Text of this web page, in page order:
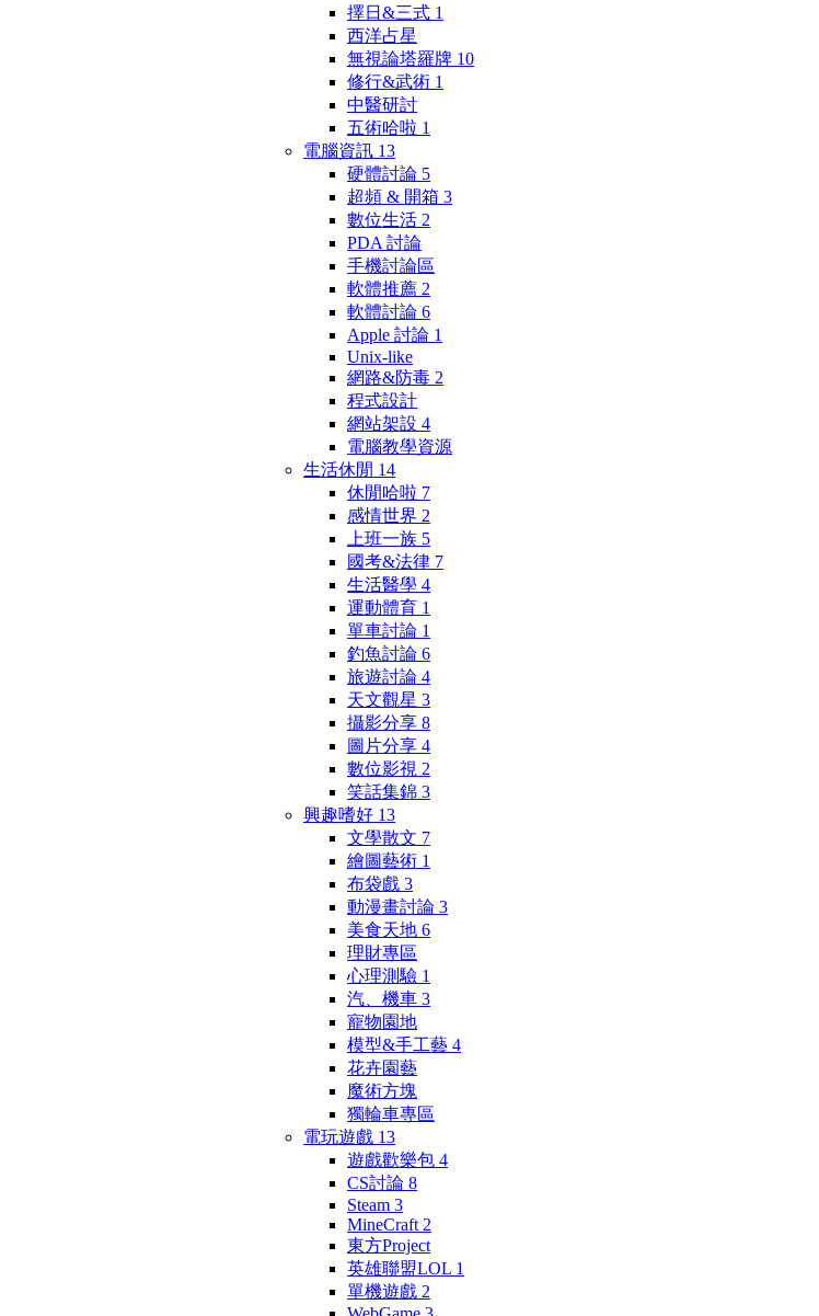
擇日&三式 1
西洋占星
無視論塔羅牌 10
修行&武術 1
中醫研討
五術哈啦 1
電腦資訊 13
硬體討論 5
超頻 & 開箱 3
數位生活 2
PDA 討論
手機討論區
軟體推薦 2
軟體討論 6
Apple 討論 1
Unix-like
網路&防毒 2
程式設計
網站架設 4
電腦教學資源
生活休閒 14
休閒哈啦 7
感情世界 2
上班一族 5
國考&法律 7
生活醫學 4
運動體育 1
單車討論 1
釣魚討論 6
旅遊討論 4
天文觀星 3
攝影分享 8
圖片分享 4
數位影視 2
笑話集錦 3
興趣嗜好 13
文學散文 7
繪圖藝術 1
布袋戲 3
動漫畫討論 3
美食天地 6
理財專區
心理測驗 1
汽、機車 3
寵物園地
模型&手工藝 4
花卉園藝
魔術方塊
獨輪車專區
電玩遊戲 13
遊戲歡樂包 4
CS討論 8
Steam 3
MineCraft 2
東方Project
英雄聯盟LOL 1
單機遊戲 2